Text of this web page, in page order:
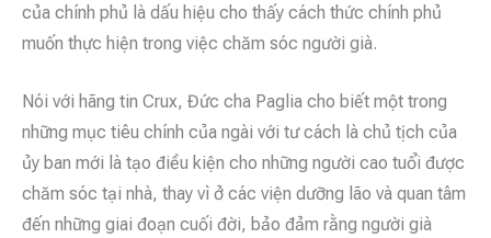
của chính phủ là dấu hiệu cho thấy cách thức chính phủ
muốn thực hiện trong việc chăm sóc người già.
Nói với hãng tin Crux, Đức cha Paglia cho biết một trong
những mục tiêu chính của ngài với tư cách là chủ tịch của
ủy ban mới là tạo điều kiện cho những người cao tuổi được
chăm sóc tại nhà, thay vì ở các viện dưỡng lão và quan tâm
đến những giai đoạn cuối đời, bảo đảm rằng người già